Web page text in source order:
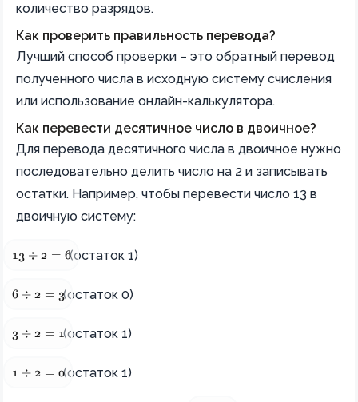
количество разрядов.
Как проверить правильность перевода?
Лучший способ проверки – это обратный перевод
полученного числа в исходную систему счисления
или использование онлайн-калькулятора.
Как перевести десятичное число в двоичное?
Для перевода десятичного числа в двоичное нужно
последовательно делить число на 2 и записывать
остатки. Например, чтобы перевести число 13 в
двоичную систему:
13 ÷ 2 = 6
13 ÷ 2 = 6
(остаток 1)
6 ÷ 2 = 3
6 ÷ 2 = 3
(остаток 0)
3 ÷ 2 = 1
3 ÷ 2 = 1
(остаток 1)
1 ÷ 2 = 0
1 ÷ 2 = 0
(остаток 1)